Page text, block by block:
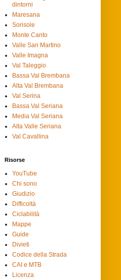
dintorni
Maresana
Sorisole
Monte Canto
Valle San Martino
Valle Imagna
Val Taleggio
Bassa Val Brembana
Alta Val Brembana
Val Serina
Bassa Val Seriana
Media Val Seriana
Alta Valle Seriana
Val Cavallina
Risorse
YouTube
Chi sono
Giudizio
Difficoltà
Ciclabilità
Mappe
Guide
Divieti
Codice della Strada
CAI e MTB
Licenza